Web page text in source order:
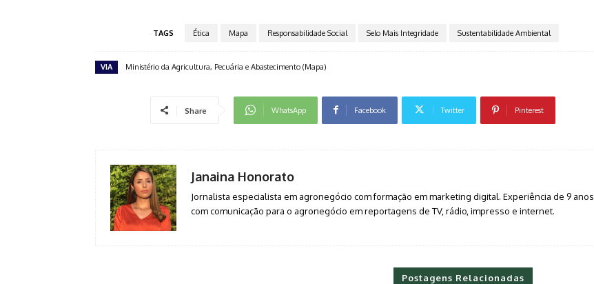
TAGS Ética Mapa Responsabilidade Social Selo Mais Integridade Sustentabilidade Ambiental
VIA Ministério da Agricultura, Pecuária e Abastecimento (Mapa)
Share WhatsApp Facebook Twitter Pinterest
Janaina Honorato
Jornalista especialista em agronegócio com formação em marketing digital. Experiência de 9 anos
com comunicação para o agronegócio em reportagens de TV, rádio, impresso e internet.
Postagens Relacionadas